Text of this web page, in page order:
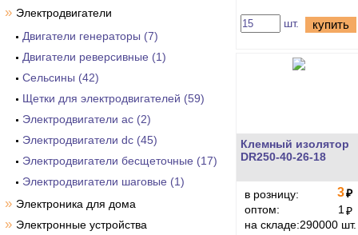
» Электродвигатели
Двигатели генераторы (7)
Двигатели реверсивные (1)
Сельсины (42)
Щетки для электродвигателей (59)
Электродвигатели ac (2)
Электродвигатели dc (45)
Электродвигатели бесщеточные (17)
Электродвигатели шаговые (1)
» Электроника для дома
» Электронные устройства
шт. купить
Клемный изолятор
DR250-40-26-18
в розницу: 3₽
оптом:
1 ₽
на складе:290000 шт.